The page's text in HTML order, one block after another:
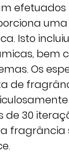
Isto
bem
Os
de
de 30
fragrância